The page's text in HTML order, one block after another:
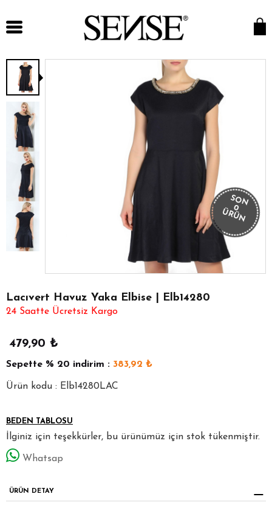
SON
0
ÜRÜN
Lacıvert Havuz Yaka Elbise | Elb14280
24 Saatte Ücretsiz Kargo
479,90 ₺
Sepette % 20 indirim : 383,92 ₺
Ürün kodu : Elb14280LAC
BEDEN TABLOSU
İlginiz için teşekkürler, bu ürünümüz için stok tükenmiştir.
Whatsap
ÜRÜN DETAY